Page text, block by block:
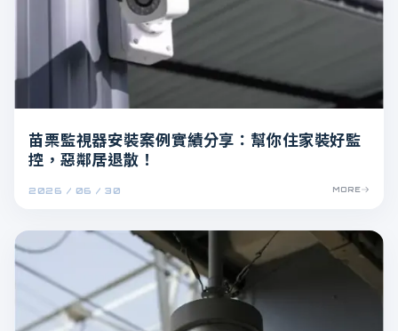
2026 / 06 / 30
苗栗監視器安裝案例實績分享：幫你住家裝好監
控，惡鄰居退散！
MORE